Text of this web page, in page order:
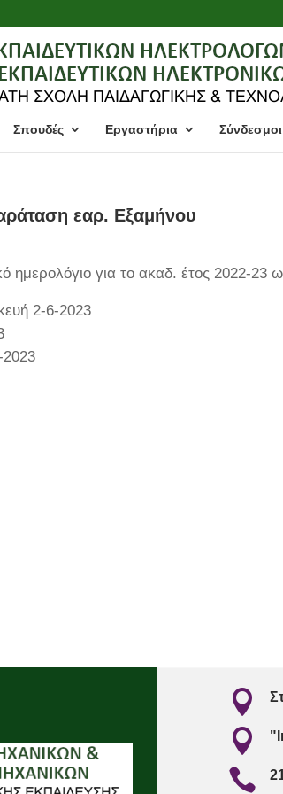
Σπουδές Εργαστήρια Σύνδεσμοι
εαρ. Εξαμήνου
ημερολόγιο για το ακαδ. έτος 2022-23
2-6-2023
2023


